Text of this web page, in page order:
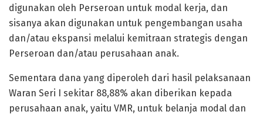
digunakan oleh Perseroan untuk modal kerja, dan
sisanya akan digunakan untuk pengembangan usaha
dan/atau ekspansi melalui kemitraan strategis dengan
Perseroan dan/atau perusahaan anak.
Sementara dana yang diperoleh dari hasil pelaksanaan
Waran Seri I sekitar 88,88% akan diberikan kepada
perusahaan anak, yaitu VMR, untuk belanja modal dan